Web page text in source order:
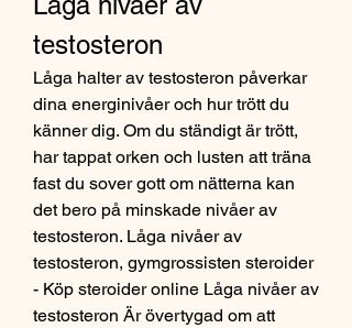
testosteron
Låga halter av testosteron påverkar
dina energinivåer och hur trött du
känner dig. Om du ständigt är trött,
har tappat orken och lusten att träna
fast du sover gott om nätterna kan
det bero på minskade nivåer av
testosteron. Låga nivåer av
testosteron, gymgrossisten steroider
- Köp steroider online Låga nivåer av
testosteron Är övertygad om att